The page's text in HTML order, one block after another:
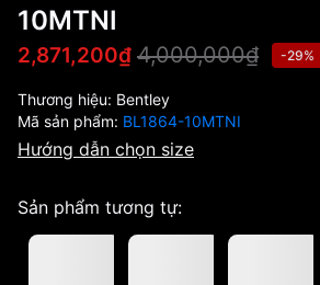
10MTNI
2,871,200₫ 4,000,000₫ -29%
Thương hiệu: Bentley
Mã sản phẩm: BL1864-10MTNI
Hướng dẫn chọn size
Sản phẩm tương tự: